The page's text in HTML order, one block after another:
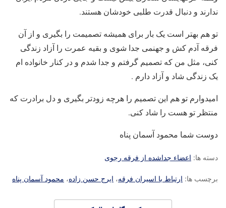
ندارند و دنبال قدرت طلبی خودشان هستند.
تو هم بهتر است یک بار برای همیشه تصمیمت را بگیری و از آن
فرقه آدم کش و جهنمی جدا شوی و بقیه عمرت را آزاد زندگی
کنی، مثل من که تصمیم گرفتم و جدا شدم و در کنار خانواده ام
یک زندگی شاد و آزاد دارم .
امیدوارم تو هم این تصمیم را هرچه زودتر بگیری و دل برادرت که
منتظر تو هست را شاد کنی.
دوست شما محمود آسمان پناه
دسته ها: اعضاء جداشده از فرقه رجوی
برچسب ها: ارتباط با اسیران فرقه، ایرج حسن زاده، محمود آسمان پناه